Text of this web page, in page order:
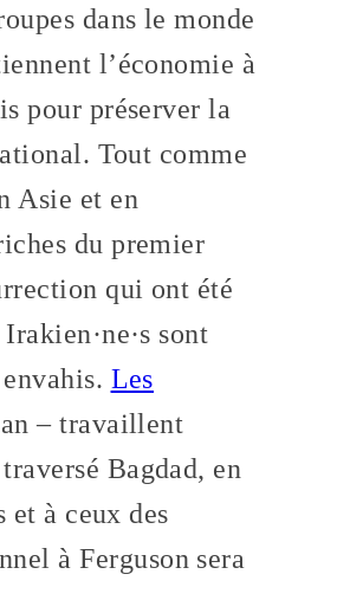
dans le monde
l’économie à
pour préserver la
Tout comme
Asie et en
du premier
qui ont été
sont
Les
– travaillent
Bagdad, en
à ceux des
à Ferguson sera